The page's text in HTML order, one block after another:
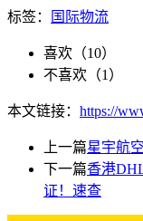
标签： 国际物流
喜欢（10）
不喜欢（1 ）
本文链接： https://
上一篇星宇航
下一篇香港
证！速查